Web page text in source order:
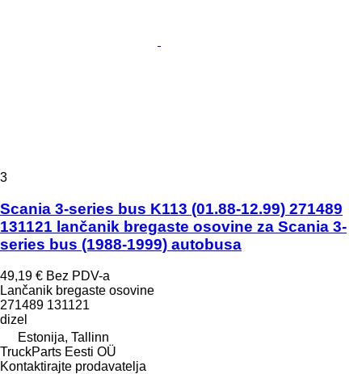
3
Scania 3-series bus K113 (01.88-12.99) 271489
131121 lančanik bregaste osovine za Scania 3-
series bus (1988-1999) autobusa
49,19 € Bez PDV-a
Lančanik bregaste osovine
271489 131121
dizel
Estonija, Tallinn
TruckParts Eesti OÜ
Kontaktirajte prodavatelja